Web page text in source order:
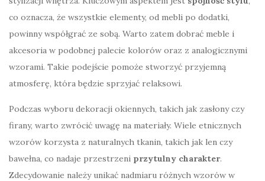
co oznacza, że wszystkie elementy, od mebli po dodatki,
powinny współgrać ze sobą. Warto zatem dobrać meble i
akcesoria w podobnej palecie kolorów oraz z analogicznymi
wzorami. Takie podejście pomoże stworzyć przyjemną
atmosferę, która będzie sprzyjać relaksowi.
Podczas wyboru dekoracji okiennych, takich jak zasłony czy
firany, warto zwrócić uwagę na materiały. Wiele etnicznych
wzorów korzysta z naturalnych tkanin, takich jak len czy
bawełna, co nadaje przestrzeni przytulny charakter.
Zdecydowanie należy unikać nadmiaru różnych wzorów w